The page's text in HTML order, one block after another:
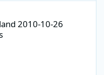
2010-10-26